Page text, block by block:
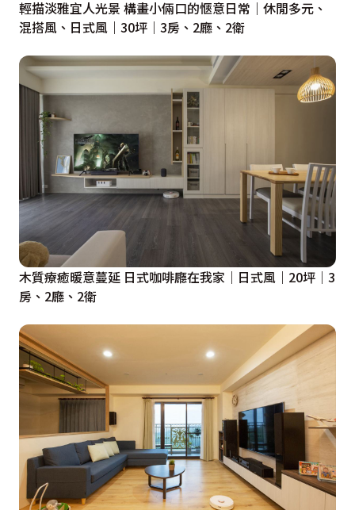
櫃，分別依據一家三口的衣物數量、類型與收納習慣，量
身調配專屬的內裝設計，使各種衣飾配件都能各得其所，
自然而然地呈現齊整有序的畫面，大幅減輕家務負擔。
屋主反饋
謝謝Irene很用心對我們家，也很重視細節，生活習慣使
用上的順手，都有幫我們想到我喜歡的顏色和風格，
Irene都可以完美的幫我放進這個空間裡面，一點都不違
和。
而且在施工期間，也時常會關心進度，確認施工品質，而
小寶的施工工班，也都乾乾淨淨的，不會把現場弄得髒兮
兮亂七八糟的，真的有感受到他們的用心，非常感謝他
們！
【成家總預算】：69.4萬（家具與模組系統櫃：44.4萬；
裝修預算：25萬）
本案使用到的【設計家具與模組系統櫃】：
輕描淡雅宜人光景 構畫小倆口的愜意日常｜休閒多元、
混搭風、日式風｜30坪｜3房、2廳、2衛
木質療癒暖意蔓延 日式咖啡廳在我家｜日式風｜20坪｜3
房、2廳、2衛